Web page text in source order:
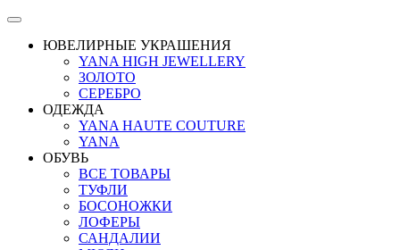
ЮВЕЛИРНЫЕ УКРАШЕНИЯ
YANA HIGH JEWELLERY
ЗОЛОТО
СЕРЕБРО
ОДЕЖДА
YANA HAUTE COUTURE
YANA
ОБУВЬ
ВСЕ ТОВАРЫ
ТУФЛИ
БОСОНОЖКИ
ЛОФЕРЫ
САНДАЛИИ